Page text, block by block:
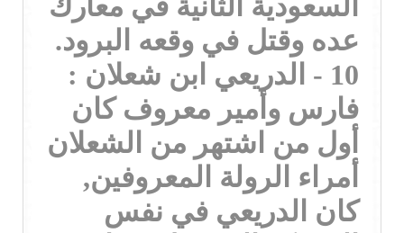
عده وقتل في وقعه البرود.
10 - الدريعي ابن شعلان :
فارس وأمير معروف كان
أول من اشتهر من الشعلان
أمراء الرولة المعروفين,
كان الدريعي في نفس